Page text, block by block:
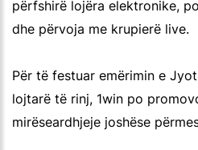
përfshirë lojëra elektronike,
dhe përvoja me krupierë live.
Për të festuar emërimin e
lojtarë të rinj, 1win po
mirëseardhjeje joshëse